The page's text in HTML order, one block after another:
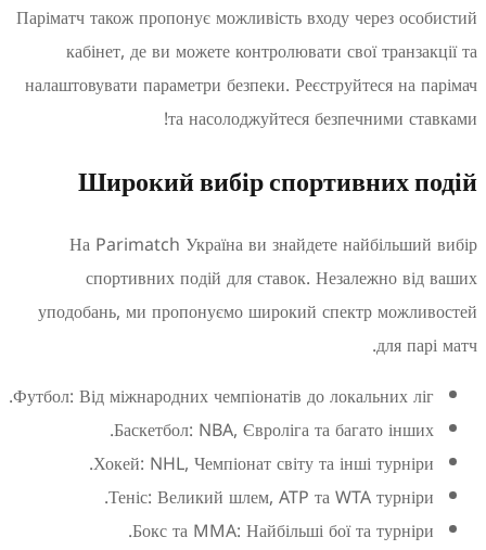
Паріматч також пропонує можливість входу через
кабінет, де ви можете контролювати свої
налаштовувати параметри безпеки. Реєструйтеся на
та насолоджуйтеся безпечними
Широкий вибір спортивних
На Parimatch Україна ви знайдете
спортивних подій для ставок. Незалежно
уподобань, ми пропонуємо широкий спектр
для
Футбол: Від міжнародних чемпіонатів до локальних
Баскетбол: NBA, Євроліга та багато
Хокей: NHL, Чемпіонат світу та інші
Теніс: Великий шлем, ATP та WTA
Бокс та MMA: Найбільші бої та